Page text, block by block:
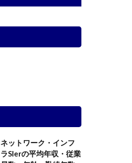
ネットワーク・インフ
ラSIerの平均年収・従業